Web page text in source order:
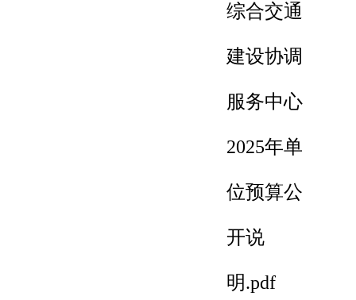
综合交通
建设协调
服务中心
2025年单
位预算公
开说
明.pdf